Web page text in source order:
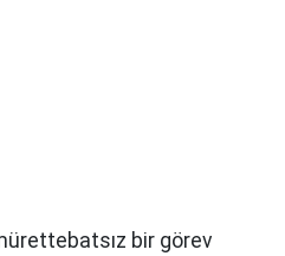
bir görev